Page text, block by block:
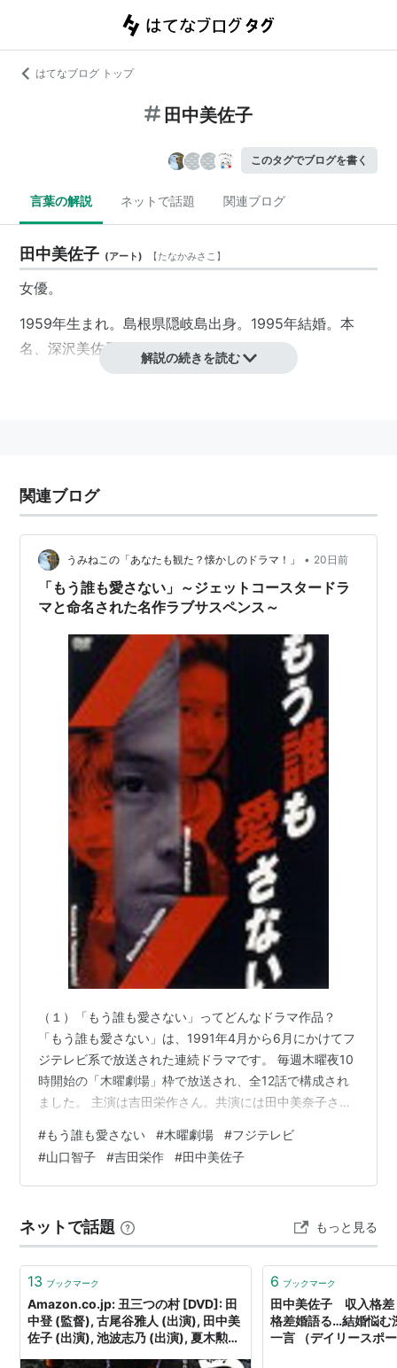
はてなブログ トップ
田中美佐子
このタグでブログを書く
言葉の解説 ネットで話題 関連ブログ
田中美佐子 (アート) 【たなかみさこ 】
女優。
1959年生まれ。島根県隠岐島出身。1995年結婚。本
名、深沢美佐子。
ドラマ
生まれる。(2011年4月-6月、TBS)
君たちに明日はない（2010年、NHK）
解説の続きを読む
関連ブログ
うみねこの「あなたも観た？懐かしのドラマ！」 • 20日前
「もう誰も愛さない」～ジェットコースタードラ
マと命名された名作ラブサスペンス～
（１）「もう誰も愛さない」ってどんなドラマ作品？
「もう誰も愛さない」は、1991年4月から6月にかけてフ
ジテレビ系で放送された連続ドラマです。 毎週木曜夜10
時開始の「木曜劇場」枠で放送され、全12話で構成され
ました。 主演は吉田栄作さん。共演には田中美奈子さ
ど、当時を代表する人気俳優たちが顔をそろえていま
す。 この作品は、1990年代前半の“トレンディドラマ”ブ
ームの中でも異色の存在として知られています。恋愛ド
望、復讐といった要素が濃厚に盛り込まれており、放送
当時は「ジェットコースタードラマ」と…
#もう誰も愛さない #木曜劇場 #フジテレビ
#山口智子 #吉田栄作 #田中美佐子
ネットで話題 もっと見る
13 ブックマーク
Amazon.co.jp: 丑三つの村 [DVD]: 田
中登 (監督), 古尾谷雅人 (出演), 田中美
佐子 (出演), 池波志乃 (出演), 夏木勲
6 ブックマーク
田中美佐子 収入格差
格差婚語る…結婚悩む
一言 （デイリースポ